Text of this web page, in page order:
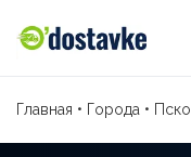
Главная • Города •